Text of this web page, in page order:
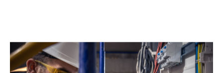
Service Bricoleur Electricien